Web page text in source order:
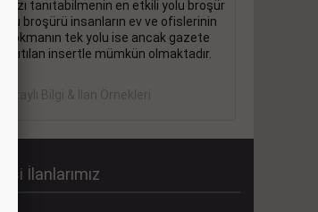
tanıtabilmenin en etkili yolu broşür
Bu broşürü insanların ev ve ofislerinin
sokmanın tek yolu ise ancak gazete
insertle mümkün olmaktadır.
Detaylı Bilgi & İlan Örnekleri
İlanlarımız